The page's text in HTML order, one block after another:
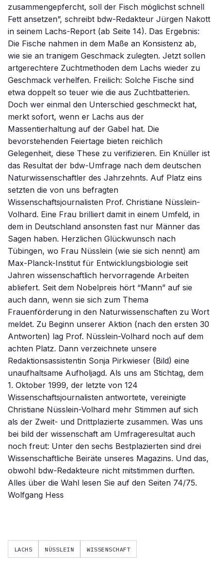
zusammengepfercht, soll der Fisch möglichst schnell
Fett ansetzen”, schreibt bdw-Redakteur Jürgen Nakott
in seinem Lachs-Report (ab Seite 14). Das Ergebnis:
Die Fische nahmen in dem Maße an Konsistenz ab,
wie sie an tranigem Geschmack zulegten. Jetzt sollen
artgerechtere Zuchtmethoden dem Lachs wieder zu
Geschmack verhelfen. Freilich: Solche Fische sind
etwa doppelt so teuer wie die aus Zuchtbatterien.
Doch wer einmal den Unterschied geschmeckt hat,
merkt sofort, wenn er Lachs aus der
Massentierhaltung auf der Gabel hat. Die
bevorstehenden Feiertage bieten reichlich
Gelegenheit, diese These zu verifizieren. Ein Knüller ist
das Resultat der bdw-Umfrage nach dem deutschen
Naturwissenschaftler des Jahrzehnts. Auf Platz eins
setzten die von uns befragten
Wissenschaftsjournalisten Prof. Christiane Nüsslein-
Volhard. Eine Frau brilliert damit in einem Umfeld, in
dem in Deutschland ansonsten fast nur Männer das
Sagen haben. Herzlichen Glückwunsch nach
Tübingen, wo Frau Nüsslein (wie sie sich nennt) am
Max-Planck-Institut für Entwicklungsbiologie seit
Jahren wissenschaftlich hervorragende Arbeiten
abliefert. Seit dem Nobelpreis hört “Mann” auf sie
auch dann, wenn sie sich zum Thema
Frauenförderung in den Naturwissenschaften zu Wort
meldet. Zu Beginn unserer Aktion (nach den ersten 30
Antworten) lag Prof. Nüsslein-Volhard noch auf dem
achten Platz. Dann verzeichnete unsere
Redaktionsassistentin Sonja Pirkwieser (Bild) eine
unaufhaltsame Aufholjagd. Als uns am Stichtag, dem
1. Oktober 1999, der letzte von 124
Wissenschaftsjournalisten antwortete, vereinigte
Christiane Nüsslein-Volhard mehr Stimmen auf sich
als der Zweit- und Drittplazierte zusammen. Was uns
bei bild der wissenschaft am Umfrageresultat auch
noch freut: Unter den sechs Bestplazierten sind drei
Wissenschaftliche Beiräte unseres Magazins. Und das,
obwohl bdw-Redakteure nicht mitstimmen durften.
Alles über die Wahl lesen Sie auf den Seiten 74/75.
Wolfgang Hess
LACHS NÜSSLEIN WISSENSCHAFT